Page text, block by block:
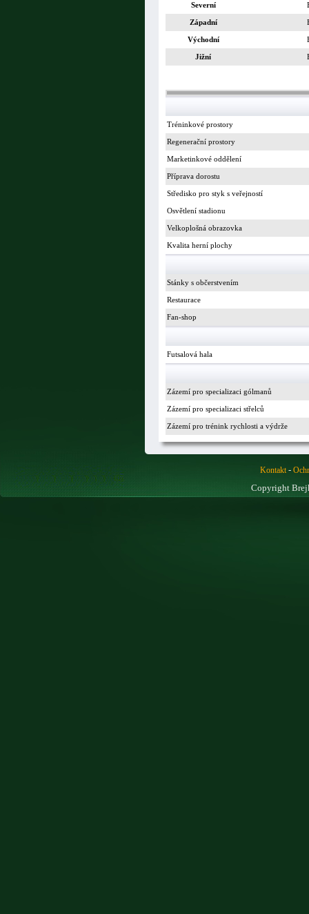
Severní
Západní
Východní
Jižní
Tréninkové prostory
Regenerační prostory
Marketinkové oddělení
Příprava dorostu
Středisko pro styk s veřejností
Osvětlení stadionu
Velkoplošná obrazovka
Kvalita herní plochy
Stánky s občerstvením
Restaurace
Fan-shop
Futsalová hala
Zázemí pro specializaci gólmanů
Zázemí pro specializaci střelců
Zázemí pro trénink rychlosti a výdrže
Kontakt-
Copyright